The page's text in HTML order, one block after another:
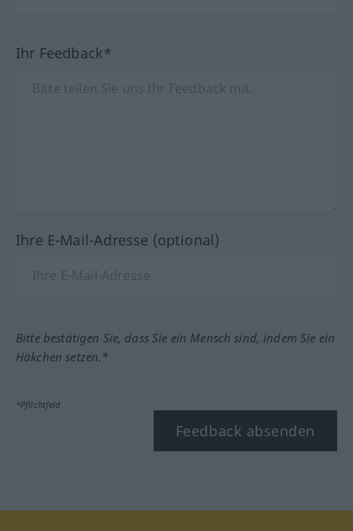
Ihr Feedback*
Ihre E-Mail-Adresse (optional)
Bitte bestätigen Sie, dass Sie ein Mensch sind, indem Sie ein
Häkchen setzen.*
*Pflichtfeld
Feedback absenden